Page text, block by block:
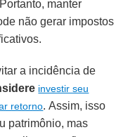
manter
não gerar impostos
a incidência de
investir seu
retorno. Assim, isso
patrimônio, mas